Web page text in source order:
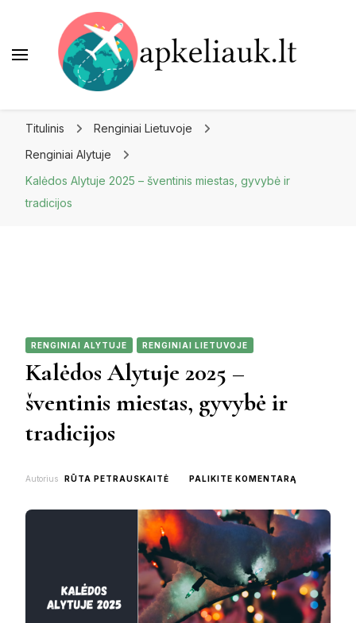
Titulinis
Renginiai Lietuvoje
Renginiai Alytuje
Kalėdos Alytuje 2025 – šventinis miestas, gyvybė ir
tradicijos
RENGINIAI ALYTUJE RENGINIAI LIETUVOJE
Kalėdos Alytuje 2025 –
šventinis miestas, gyvybė ir
tradicijos
Autorius RŪTA PETRAUSKAITĖ PALIKITE KOMENTARĄ
2025
ŠVENTINIS
MIESTAS,
GYVYBĖ
IR
TRADICIJOS